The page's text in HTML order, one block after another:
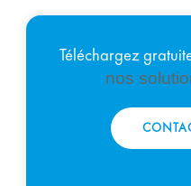
Téléchargez
nos